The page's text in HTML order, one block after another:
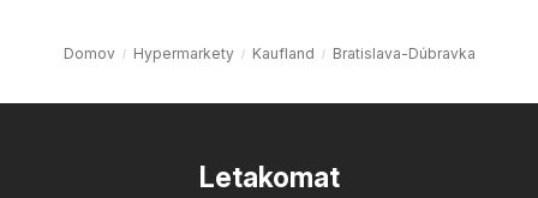
Domov Hypermarkety Kaufland Bratislava-Dúbravka
Letakomat